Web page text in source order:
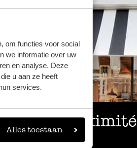
om functies voor social
we informatie over uw
en analyse. Deze
u aan ze heeft
services.
Alles toestaanà proximité
magasins